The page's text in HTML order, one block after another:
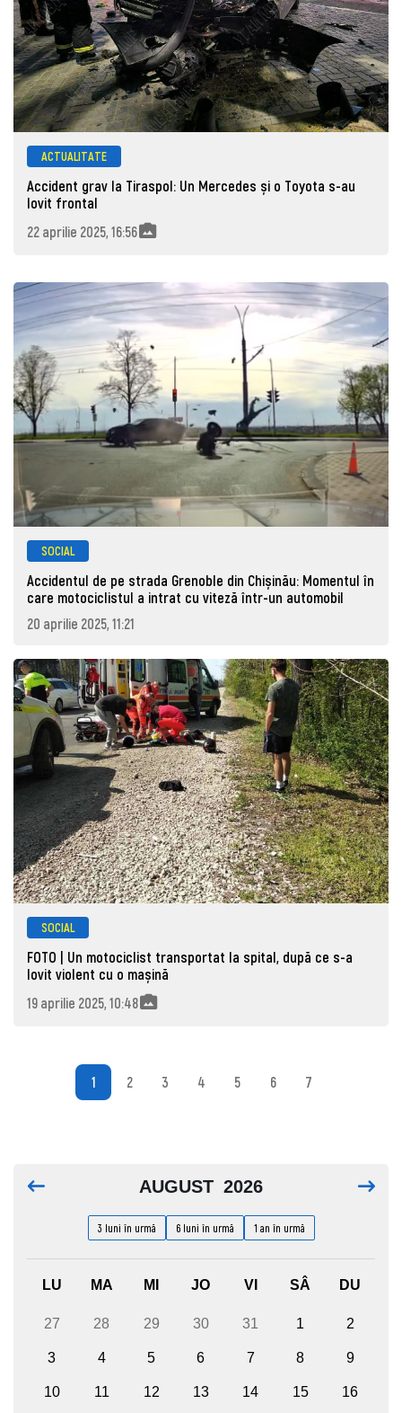
ACTUALITATE
Accident grav la Tiraspol: Un Mercedes și o Toyota s-au
lovit frontal
22 aprilie 2025, 16:56
SOCIAL
Accidentul de pe strada Grenoble din Chișinău: Momentul în
care motociclistul a intrat cu viteză într-un automobil
20 aprilie 2025, 11:21
SOCIAL
FOTO | Un motociclist transportat la spital, după ce s-a
lovit violent cu o mașină
19 aprilie 2025, 10:48
1 2 3 4 5 6 7
AUGUST 2026
3 luni în urmă 6 luni în urmă 1 an în urmă
LU MA MI JO VI SÂ DU
27 28 29 30 31 1 2
3 4 5 6 7 8 9
10 11 12 13 14 15 16